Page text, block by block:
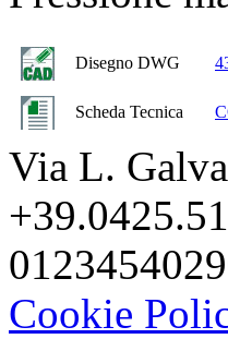
Disegno DWG
Scheda Tecnica
Via L.
Cookie